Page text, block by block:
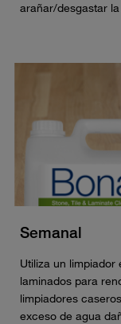
arañar/desgastar
Semanal
Utiliza un
laminados para
limpiadores
exceso de agua